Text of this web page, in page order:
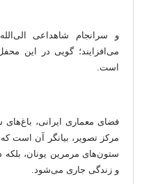
و سرانجام شاهداعی
می‌افزایند؛ گویی در این
است.
فضای معماری ایرانی، باغ‌های
مرکز تصویر، بیانگر آن
ستون‌های مرمرین یونان،
و زندگی جاری می‌شود.